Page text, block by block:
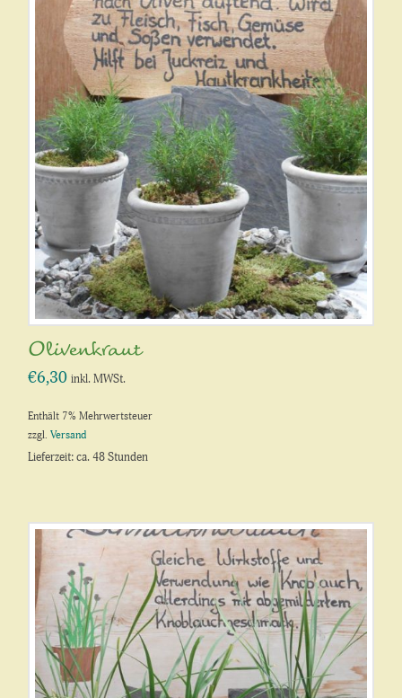
Olivenkraut
€6,30 inkl. MWSt.
Enthält 7% Mehrwertsteuer
zzgl.Versand
Lieferzeit: ca. 48 Stunden